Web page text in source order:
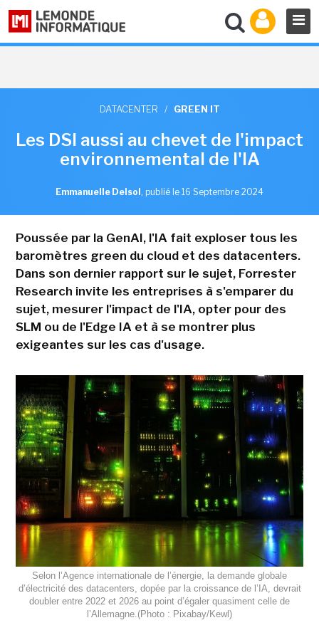
DATACENTER / GREEN IT
Les DSI aussi au chevet de l'impact
environnemental de l'IA
Emmanuelle Delsol , publié le 16 Septembre 2024
Poussée par la GenAI, l'IA fait exploser tous les
baromètres green du cloud et des datacenters.
Dans son dernier rapport sur le sujet, Forrester
Research invite les entreprises à s'emparer du
sujet, mesurer l'impact de l'IA, opter pour des
SLM ou de l'Edge IA et à se montrer plus
exigeantes sur les cas d'usage.
Selon l’Agence internationale de l’énergie, la demande globale
d’électricité des datacenters, dopée par la croissance de l’IA, devrait
doubler entre 2022 et 2026 au point d’égaler quasiment celle de
l’Allemagne.(Photo : Pixabay/Kewl)